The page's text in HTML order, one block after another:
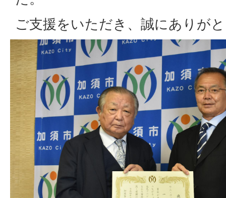
ご支援をいただき、誠にありが